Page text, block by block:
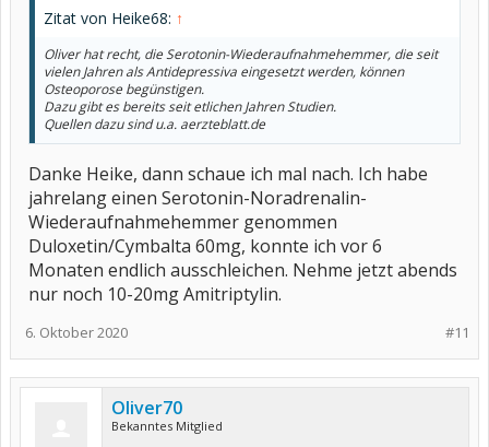
Zitat von Heike68: ↑
Oliver hat recht, die Serotonin-Wiederaufnahmehemmer, die seit
vielen Jahren als Antidepressiva eingesetzt werden, können
Osteoporose begünstigen.
Dazu gibt es bereits seit etlichen Jahren Studien.
Quellen dazu sind u.a. aerzteblatt.de
Danke Heike, dann schaue ich mal nach. Ich habe
jahrelang einen Serotonin-Noradrenalin-
Wiederaufnahmehemmer genommen
Duloxetin/Cymbalta 60mg, konnte ich vor 6
Monaten endlich ausschleichen. Nehme jetzt abends
nur noch 10-20mg Amitriptylin.
#11
6. Oktober 2020
Oliver70
Bekanntes Mitglied